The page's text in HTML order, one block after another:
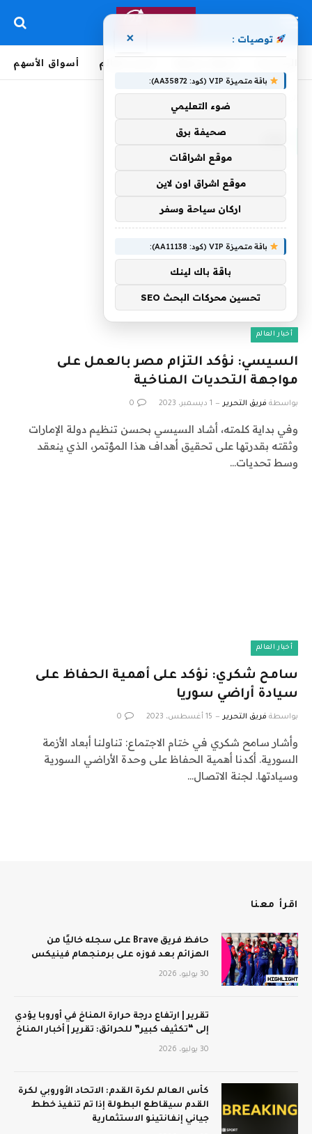
أخبار العالم أسواق الأسهم
نؤكد
أخبار العالم
السيسي: نؤكد التزام مصر بالعمل على
مواجهة التحديات المناخية
بواسطة فريق التحرير 1 ديسمبر، 2023 0
وفي بداية كلمته، أشاد السيسي بحسن تنظيم دولة الإمارات
وثقته بقدرتها على تحقيق أهداف هذا المؤتمر، الذي ينعقد
وسط تحديات…
أخبار العالم
سامح شكري: نؤكد على أهمية الحفاظ على
سيادة أراضي سوريا
بواسطة فريق التحرير 15 أغسطس، 2023 0
وأشار سامح شكري في ختام الاجتماع: تناولنا أبعاد الأزمة
السورية. أكدنا أهمية الحفاظ على وحدة الأراضي السورية
وسيادتها. لجنة الاتصال…
اقرأ معنا
حافظ فريق Brave على سجله خاليًا من
الهزائم بعد فوزه على برمنجهام فينيكس
30 يوليو، 2026
تقرير | ارتفاع درجة حرارة المناخ في أوروبا يؤدي
إلى “تكثيف كبير” للحرائق: تقرير | أخبار المناخ
30 يوليو، 2026
كأس العالم لكرة القدم: الاتحاد الأوروبي لكرة
القدم سيقاطع البطولة إذا تم تنفيذ خطط
جياني إنفانتينو الاستثمارية
توصيات : ×
باقة متميزة VIP (كود: AA35872):
ضوء التعليمي
صحيفة برق
موقع اشراقات
موقع اشراق اون لاين
اركان سياحة وسفر
باقة متميزة VIP (كود: AA11138):
باقة باك لينك
تحسين محركات البحث SEO